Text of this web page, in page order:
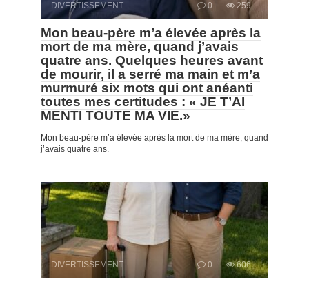
DIVERTISSEMENT 0 259
Mon beau-père m’a élevée après la
mort de ma mère, quand j’avais
quatre ans. Quelques heures avant
de mourir, il a serré ma main et m’a
murmuré six mots qui ont anéanti
toutes mes certitudes : « JE T’AI
MENTI TOUTE MA VIE.»
Mon beau-père m’a élevée après la mort de ma mère, quand
j’avais quatre ans.
DIVERTISSEMENT 0 606